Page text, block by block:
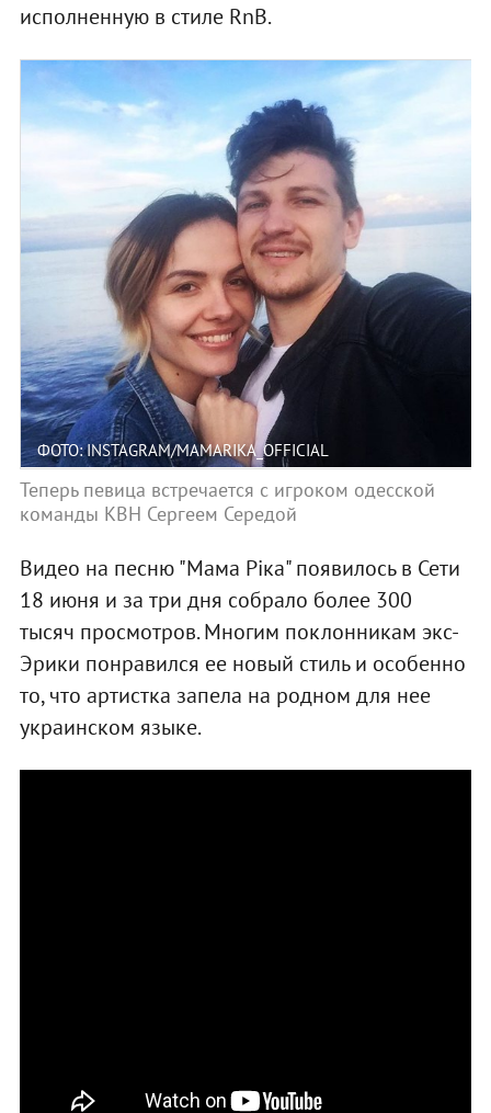
исполненную в стиле RnB.
ФОТО: INSTAGRAM/MAMARIKA_OFFICIAL
Теперь певица встречается с игроком одесской
команды КВН Сергеем Середой
Видео на песню "Мама Ріка" появилось в Сети
18 июня и за три дня собрало более 300
тысяч просмотров. Многим поклонникам экс-
Эрики понравился ее новый стиль и особенно
то, что артистка запела на родном для нее
украинском языке.